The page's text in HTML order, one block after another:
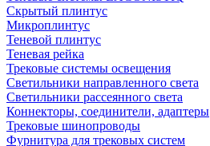
Скрытый плинтус
Микроплинтус
Теневой плинтус
Теневая рейка
Трековые системы освещения
Светильники направленного света
Светильники рассеянного света
Коннекторы, соединители, адаптеры
Трековые шинопроводы
Фурнитура для трековых систем